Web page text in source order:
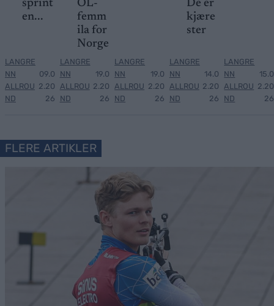
sprint
en...
LANGRE
NN
ALLROU
ND
09.0
2.20
26
OL-
femm
ila for
Norge
LANGRE
NN
ALLROU
ND
19.0
2.20
26
LANGRE
NN
ALLROU
ND
19.0
2.20
26
De er
kjære
ster
LANGRE
NN
ALLROU
ND
14.0
2.20
26
LANGRE
NN
ALLROU
ND
15.0
2.20
26
FLERE ARTIKLER